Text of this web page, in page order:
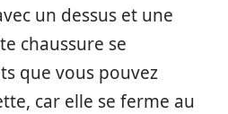
un dessus et une
chaussure se
que vous pouvez
car elle se ferme au